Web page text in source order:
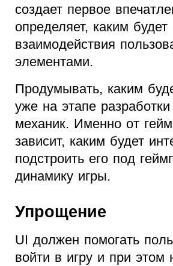
создает первое
определяет, каким
взаимодействия
элементами.
Продумывать, каким
уже на этапе
механик. Именно от
зависит, каким будет
подстроить его под
динамику игры.
Упрощение
UI должен помогать
войти в игру и при этом